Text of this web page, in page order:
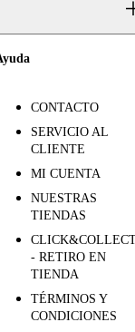
CONTACTO
SERVICIO AL
CLIENTE
MI CUENTA
NUESTRAS
TIENDAS
- RETIRO EN
TIENDA
TÉRMINOS Y
CONDICIONES